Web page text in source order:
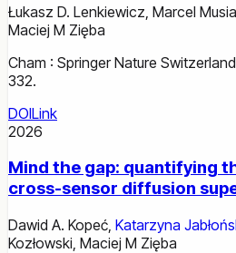
Łukasz D. Lenkiewicz Marcel
Maciej M Zięba
Cham : Springer Nature
332.
DOILink
2026
Mind the gap: quantifying
cross-sensor diffusion
Dawid A. Kopeć Katarzyna
Kozłowski Maciej M Zięba